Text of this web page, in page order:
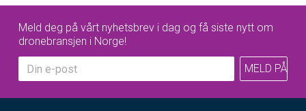
Meld deg på vårt nyhetsbrev i dag og få siste nytt om
dronebransjen i Norge!